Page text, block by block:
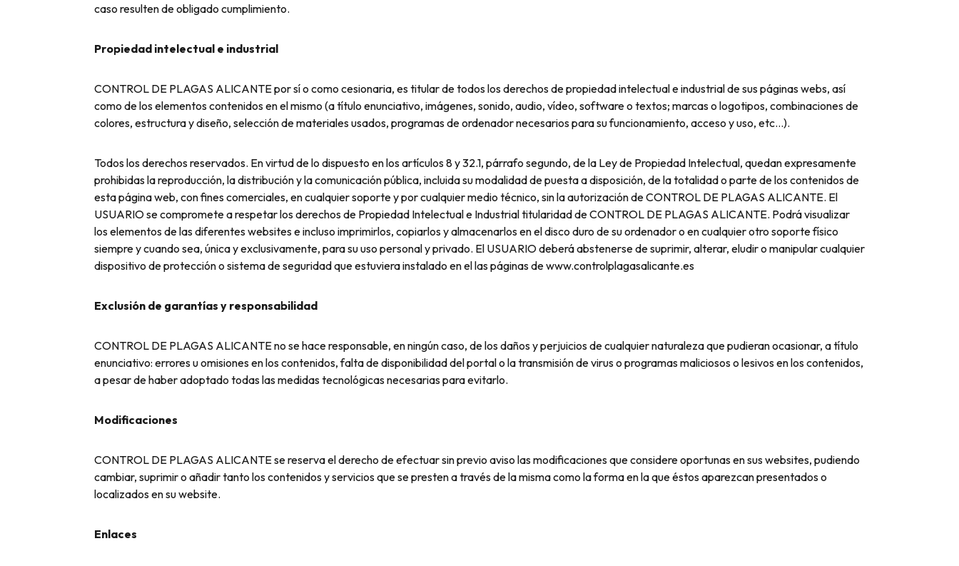
caso resulten de obligado cumplimiento.
Propiedad intelectual e industrial
CONTROL DE PLAGAS ALICANTE por sí o como cesionaria, es titular de todos los derechos de propiedad intelectual e industrial de sus páginas webs, así
como de los elementos contenidos en el mismo (a título enunciativo, imágenes, sonido, audio, vídeo, software o textos; marcas o logotipos, combinaciones de
colores, estructura y diseño, selección de materiales usados, programas de ordenador necesarios para su funcionamiento, acceso y uso, etc…).
Todos los derechos reservados. En virtud de lo dispuesto en los artículos 8 y 32.1, párrafo segundo, de la Ley de Propiedad Intelectual, quedan expresamente
prohibidas la reproducción, la distribución y la comunicación pública, incluida su modalidad de puesta a disposición, de la totalidad o parte de los contenidos de
esta página web, con fines comerciales, en cualquier soporte y por cualquier medio técnico, sin la autorización de CONTROL DE PLAGAS ALICANTE. El
USUARIO se compromete a respetar los derechos de Propiedad Intelectual e Industrial titularidad de CONTROL DE PLAGAS ALICANTE. Podrá visualizar
los elementos de las diferentes websites e incluso imprimirlos, copiarlos y almacenarlos en el disco duro de su ordenador o en cualquier otro soporte físico
siempre y cuando sea, única y exclusivamente, para su uso personal y privado. El USUARIO deberá abstenerse de suprimir, alterar, eludir o manipular cualquier
dispositivo de protección o sistema de seguridad que estuviera instalado en el las páginas de www.controlplagasalicante.es
Exclusión de garantías y responsabilidad
CONTROL DE PLAGAS ALICANTE no se hace responsable, en ningún caso, de los daños y perjuicios de cualquier naturaleza que pudieran ocasionar, a título
enunciativo: errores u omisiones en los contenidos, falta de disponibilidad del portal o la transmisión de virus o programas maliciosos o lesivos en los contenidos,
a pesar de haber adoptado todas las medidas tecnológicas necesarias para evitarlo.
Modificaciones
CONTROL DE PLAGAS ALICANTE se reserva el derecho de efectuar sin previo aviso las modificaciones que considere oportunas en sus websites, pudiendo
cambiar, suprimir o añadir tanto los contenidos y servicios que se presten a través de la misma como la forma en la que éstos aparezcan presentados o
localizados en su website.
Enlaces